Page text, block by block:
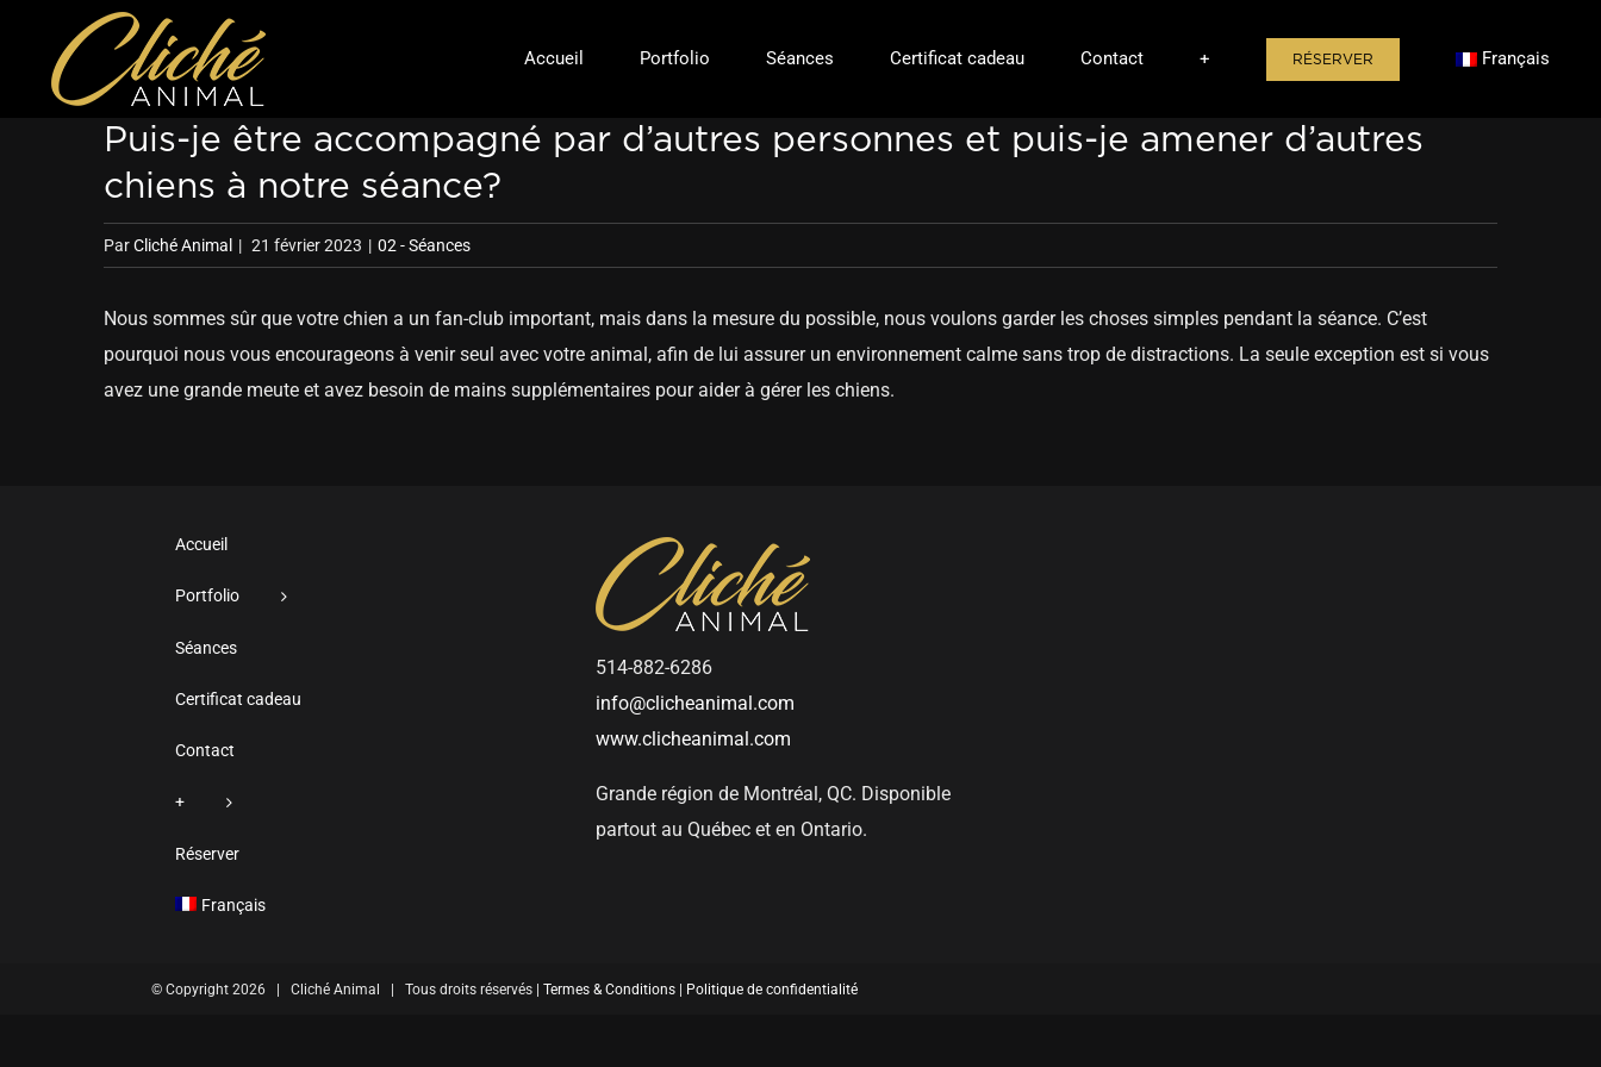
contenu
Accueil Portfolio Séances Certificat cadeau Contact + RÉSERVER Français
Puis-je être accompagné par d’autres personnes et puis-je amener d’autres
chiens à notre séance?
ParCliché Animal | 21 février 2023 | 02 - Séances
Nous sommes sûr que votre chien a un fan-club important, mais dans la mesure du possible, nous voulons garder les choses simples pendant la séance. C’est
pourquoi nous vous encourageons à venir seul avec votre animal, afin de lui assurer un environnement calme sans trop de distractions. La seule exception est si vous
avez une grande meute et avez besoin de mains supplémentaires pour aider à gérer les chiens.
Accueil
Portfolio
Séances
Certificat cadeau
Contact
+
Réserver
Français
514-882-6286
info@clicheanimal.com
www.clicheanimal.com
Grande région de Montréal, QC. Disponible
partout au Québec et en Ontario.
© Copyright 2026 | Cliché Animal | Tous droits réservés | Termes & Conditions Politique de confidentialité